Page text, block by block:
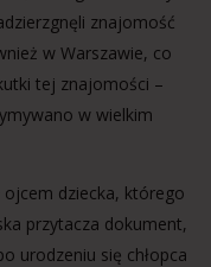
znajomość
w Warszawie, co
tej znajomości –
w wielkim
ojcem dziecka, którego
przytacza dokument,
urodzeniu się chłopca